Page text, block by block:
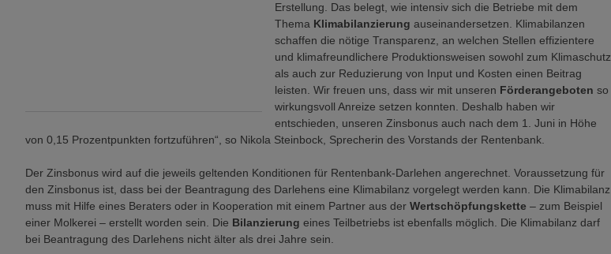
Erstellung. Das belegt, wie intensiv sich die Betriebe mit dem
Thema Klimabilanzierung auseinandersetzen. Klimabilanzen
schaffen die nötige Transparenz, an welchen Stellen effizientere
und klimafreundlichere Produktionsweisen sowohl zum Klimaschutz
als auch zur Reduzierung von Input und Kosten einen Beitrag
leisten. Wir freuen uns, dass wir mit unseren Förderangeboten so
wirkungsvoll Anreize setzen konnten. Deshalb haben wir
entschieden, unseren Zinsbonus auch nach dem 1. Juni in Höhe
von 0,15 Prozentpunkten fortzuführen“, so Nikola Steinbock, Sprecherin des Vorstands der Rentenbank.
Der Zinsbonus wird auf die jeweils geltenden Konditionen für Rentenbank-Darlehen angerechnet. Voraussetzung für
den Zinsbonus ist, dass bei der Beantragung des Darlehens eine Klimabilanz vorgelegt werden kann. Die Klimabilanz
muss mit Hilfe eines Beraters oder in Kooperation mit einem Partner aus der Wertschöpfungskette – zum Beispiel
einer Molkerei – erstellt worden sein. Die Bilanzierung eines Teilbetriebs ist ebenfalls möglich. Die Klimabilanz darf
bei Beantragung des Darlehens nicht älter als drei Jahre sein.